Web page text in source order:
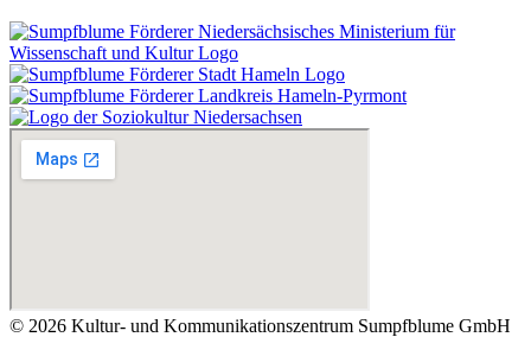
© 2026 Kultur- und Kommunikationszentrum Sumpfblume GmbH